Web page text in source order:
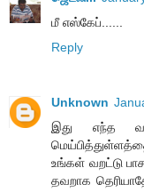
மீ எஸ்கேப்......
Reply
Unknown
இது எந்த
உங்கள் வறட்டு
தவறாக